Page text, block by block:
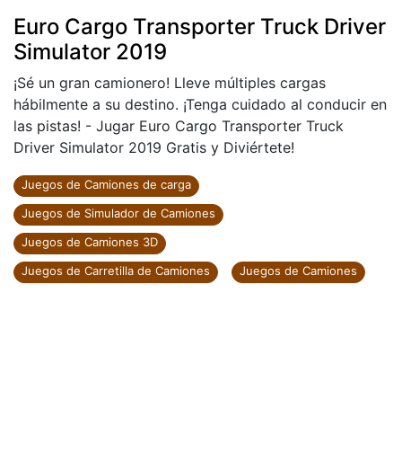
Euro Cargo Transporter Truck Driver
Simulator 2019
¡Sé un gran camionero! Lleve múltiples cargas
hábilmente a su destino. ¡Tenga cuidado al conducir en
las pistas! - Jugar Euro Cargo Transporter Truck
Driver Simulator 2019 Gratis y Diviértete!
Juegos de Camiones de carga
Juegos de Simulador de Camiones
Juegos de Camiones 3D
Juegos de Carretilla de Camiones
Juegos de Camiones